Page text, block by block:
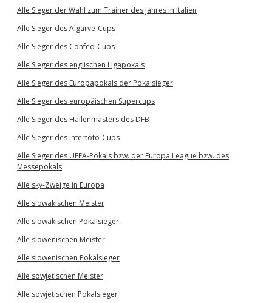
Alle Sieger der Wahl zum Trainer des Jahres in Italien
Alle Sieger des Algarve-Cups
Alle Sieger des Confed-Cups
Alle Sieger des englischen Ligapokals
Alle Sieger des Europapokals der Pokalsieger
Alle Sieger des europäischen Supercups
Alle Sieger des Hallenmasters des DFB
Alle Sieger des Intertoto-Cups
Alle Sieger des UEFA-Pokals bzw. der Europa League bzw. des
Messepokals
Alle sky-Zweige in Europa
Alle slowakischen Meister
Alle slowakischen Pokalsieger
Alle slowenischen Meister
Alle slowenischen Pokalsieger
Alle sowjetischen Meister
Alle sowjetischen Pokalsieger